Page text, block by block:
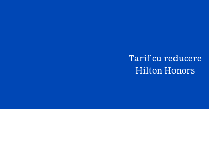
Tarif cu reducere
Hilton Honors